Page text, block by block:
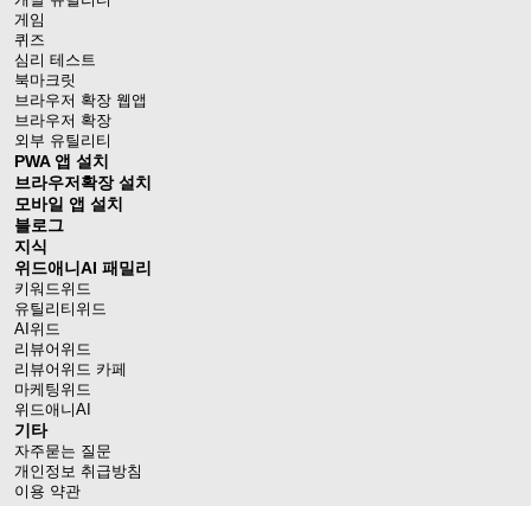
게임
퀴즈
심리 테스트
북마크릿
브라우저 확장 웹앱
브라우저 확장
외부 유틸리티
PWA 앱 설치
브라우저확장 설치
모바일 앱 설치
블로그
지식
위드애니AI 패밀리
키워드위드
유틸리티위드
AI위드
리뷰어위드
리뷰어위드 카페
마케팅위드
위드애니AI
기타
자주묻는 질문
개인정보 취급방침
이용 약관